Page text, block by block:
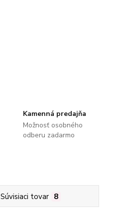
Kamenná predajňa
Možnosť osobného
odberu zadarmo
Súvisiaci tovar 8